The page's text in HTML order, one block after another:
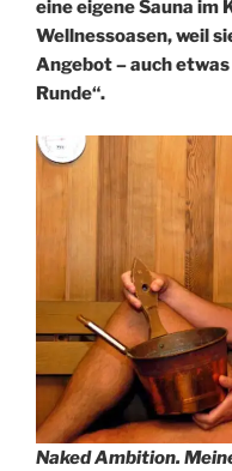
eine eigene Sauna im
Wellnessoasen, weil
Angebot – auch
Runde“.
Naked Ambition.